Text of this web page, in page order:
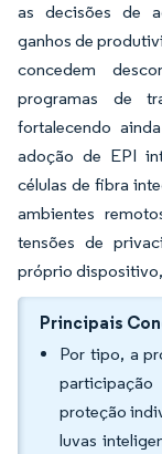
as decisões de
ganhos de
concedem
programas de
fortalecendo
adoção de EPI
células de fibra
ambientes
tensões de
próprio dispositivo,
Principais
Por tipo, a
proteção
luvas